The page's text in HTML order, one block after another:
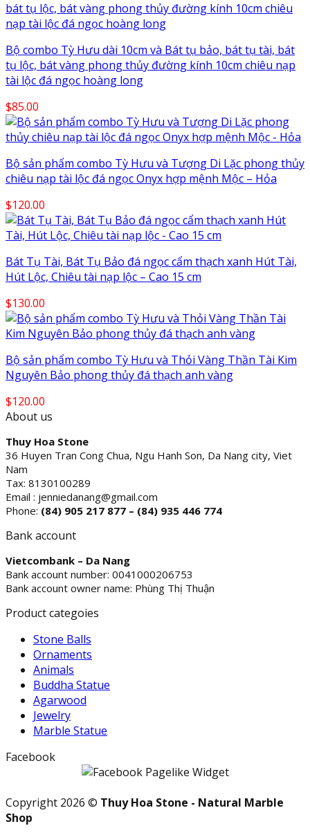
Bộ combo Tỳ Hưu dài 10cm và Bát tụ bảo, bát tụ tài, bát
tụ lộc, bát vàng phong thủy đường kính 10cm chiêu nạp
tài lộc đá ngọc hoàng long
$85.00
Bộ sản phẩm combo Tỳ Hưu và Tượng Di Lặc phong thủy
chiêu nạp tài lộc đá ngọc Onyx hợp mệnh Mộc – Hỏa
$120.00
Bát Tụ Tài, Bát Tụ Bảo đá ngọc cẩm thạch xanh Hút Tài,
Hút Lộc, Chiêu tài nạp lộc – Cao 15 cm
$130.00
Bộ sản phẩm combo Tỳ Hưu và Thỏi Vàng Thần Tài Kim
Nguyên Bảo phong thủy đá thạch anh vàng
$120.00
About us
Thuy Hoa Stone
36 Huyen Tran Cong Chua, Ngu Hanh Son, Da Nang city, Viet
Nam
Tax: 8130100289
Email : jenniedanang@gmail.com
Phone: (84) 905 217 877 – (84) 935 446 774
Bank account
Vietcombank – Da Nang
Bank account number: 0041000206753
Bank account owner name: Phùng Thị Thuận
Product categoies
Stone Balls
Ornaments
Animals
Buddha Statue
Agarwood
Jewelry
Marble Statue
Facebook
Copyright 2026 © Thuy Hoa Stone - Natural Marble
Shop